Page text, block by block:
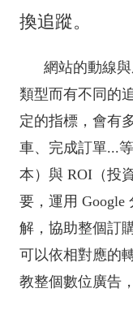
換追蹤。
網站的動線與
類型而有不同的
定的指標，會有
車、完成訂單...
本）與 ROI（投
要，運用 Google
解，協助整個訂
可以依相對應的
教整個數位廣告